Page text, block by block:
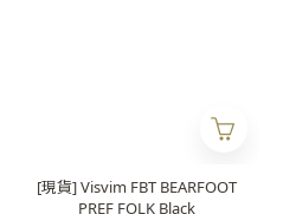
[現貨] Visvim FBT BEARFOOT
PREF FOLK Black